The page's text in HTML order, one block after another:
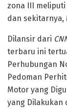
zona III meliputi
dan sekitarnya,
Dilansir dari
terbaru ini
Perhubungan
Pedoman
Motor yang
yang Dilakukan